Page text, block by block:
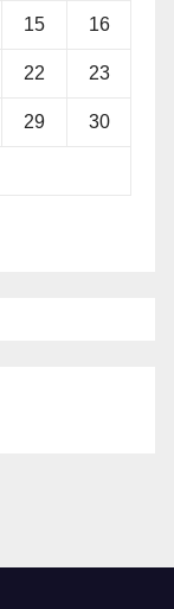
15 16
22 23
29 30